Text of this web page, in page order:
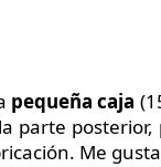
pequeña caja
parte
Me